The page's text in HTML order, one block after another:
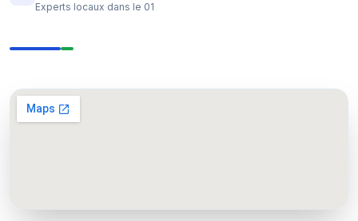
Experts locaux dans le 01